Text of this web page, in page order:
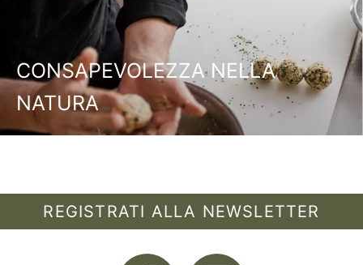
CONSAPEVOLEZZA NELLA
NATURA
REGISTRATI ALLA NEWSLETTER